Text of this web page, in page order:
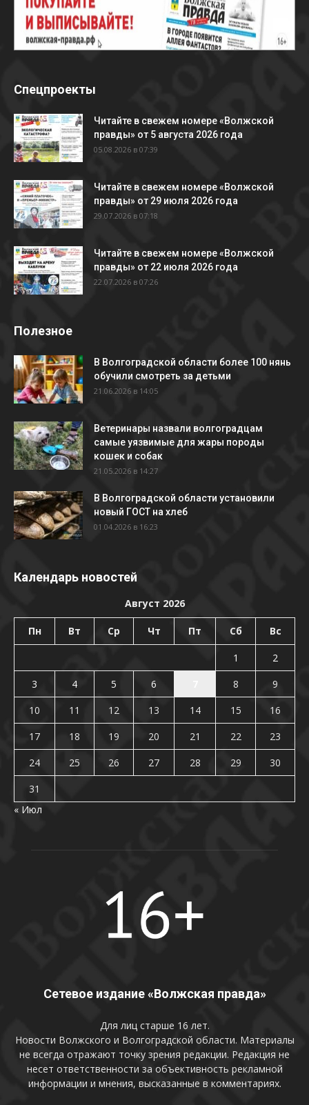
Спецпроекты
Читайте в свежем номере «Волжской
правды» от 5 августа 2026 года
05.08.2026 в 07:39
Читайте в свежем номере «Волжской
правды» от 29 июля 2026 года
29.07.2026 в 07:18
Читайте в свежем номере «Волжской
правды» от 22 июля 2026 года
22.07.2026 в 07:26
Полезное
В Волгоградской области более 100 нянь
обучили смотреть за детьми
21.06.2026 в 14:05
Ветеринары назвали волгоградцам
самые уязвимые для жары породы
кошек и собак
21.05.2026 в 14:27
В Волгоградской области установили
новый ГОСТ на хлеб
01.04.2026 в 16:23
Календарь новостей
Август 2026
Пн Вт Ср Чт Пт Сб Вс
1
2
3
4 5 6 8
9
10
11 12 13 14 15
16
17
18 19 20 21 22
23
24
25 26 27 28 29
30
31
« Июл
Сетевое издание «Волжская правда»
Для лиц старше 16 лет.
Новости Волжского и Волгоградской области. Материалы
не всегда отражают точку зрения редакции. Редакция не
несет ответственности за объективность рекламной
информации и мнения, высказанные в комментариях.